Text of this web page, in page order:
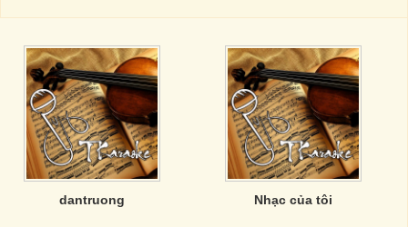
dantruong Nhạc của tôi